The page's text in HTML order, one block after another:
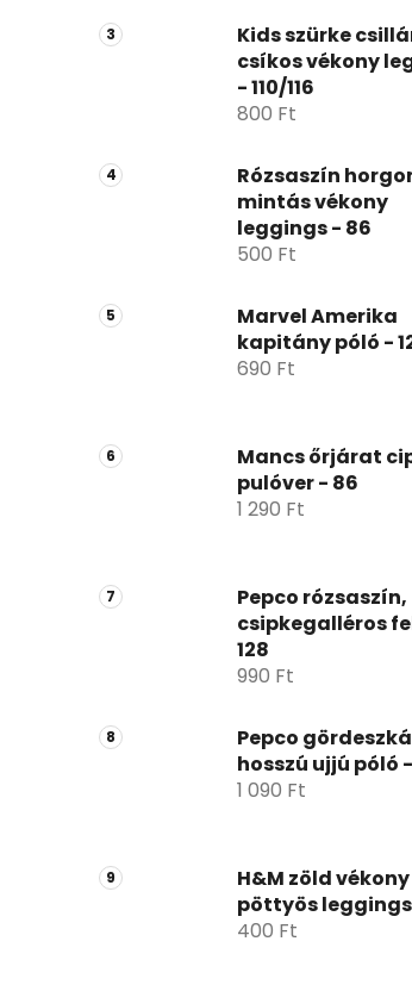
l
Kids szürke
csíkos vékony
- 110/116
800 Ft
Rózsaszín
mintás vékony
leggings - 86
500 Ft
Marvel Amerika
kapitány póló -
690 Ft
Mancs őrjárat
pulóver - 86
1 290 Ft
Pepco rózsaszín,
csipkegalléros
128
990 Ft
Pepco
hosszú ujjú póló -
1 090 Ft
H&M zöld vékony
pöttyös leggings
400 Ft